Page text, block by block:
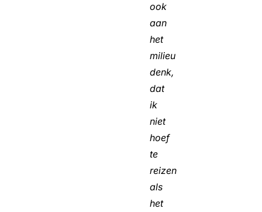
ook
aan
het
milieu
denk,
dat
ik
niet
hoef
te
reizen
als
het